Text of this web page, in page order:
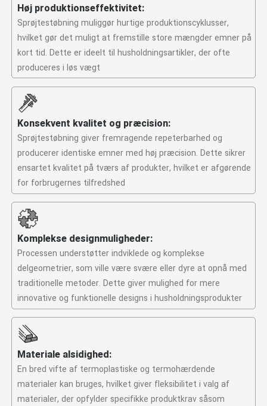
Høj produktionseffektivitet:
Sprøjtestøbning muliggør hurtige produktionscyklusser,
hvilket gør det muligt at fremstille store mængder emner på
kort tid. Dette er ideelt til husholdningsartikler, der ofte
produceres i løs vægt
Konsekvent kvalitet og præcision:
Sprøjtestøbning giver fremragende repeterbarhed og
producerer identiske emner med høj præcision. Dette sikrer
ensartet kvalitet på tværs af produkter, hvilket er afgørende
for forbrugernes tilfredshed
Komplekse designmuligheder:
Processen understøtter indviklede og komplekse
delgeometrier, som ville være svære eller dyre at opnå med
traditionelle metoder. Dette giver mulighed for mere
innovative og funktionelle designs i husholdningsprodukter
Materiale alsidighed:
En bred vifte af termoplastiske og termohærdende
materialer kan bruges, hvilket giver fleksibilitet i valg af
materialer, der opfylder specifikke produktkrav såsom